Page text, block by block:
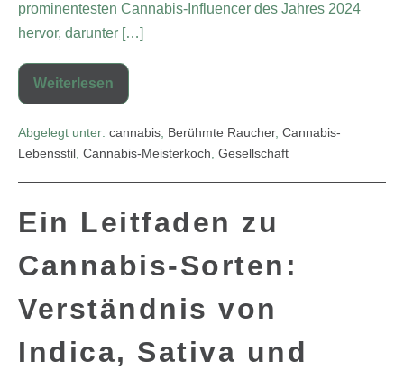
prominentesten Cannabis-Influencer des Jahres 2024
hervor, darunter […]
Weiterlesen
Abgelegt unter: cannabis Berühmte Raucher, Cannabis-
Lebensstil Cannabis-Meisterkoch Gesellschaft
Ein Leitfaden zu
Cannabis-Sorten:
Verständnis von
Indica, Sativa und